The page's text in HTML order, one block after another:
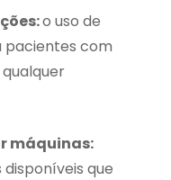
o uso de
com
máquinas:
que